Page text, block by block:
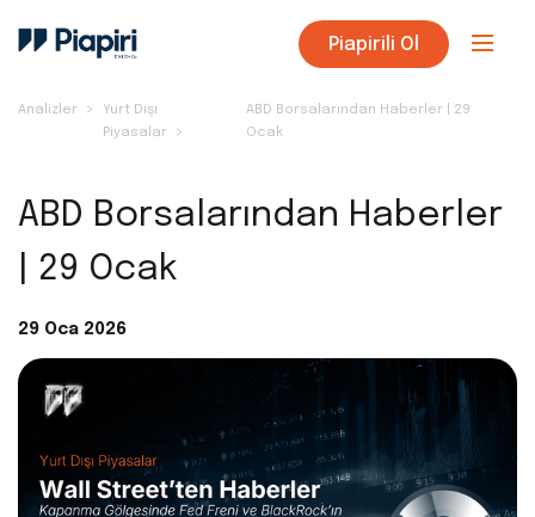
Piapirili Ol
Analizler
Yurt Dışı
Piyasalar
ABD Borsalarından Haberler | 29
Ocak
ABD Borsalarından Haberler
| 29 Ocak
29 Oca 2026